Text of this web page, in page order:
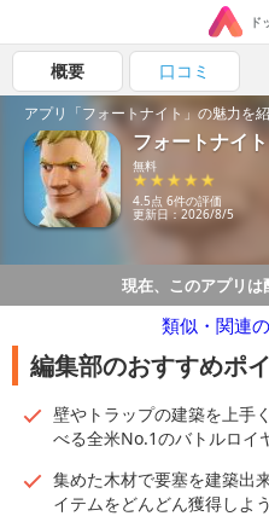
ド
概要 口コミ
アプリ「フォートナイト」の魅力を紹
フォートナイト
無料
4.5点 6件の評価
更新日：2026/8/5
現在、このアプリは
類似・関連
編集部のおすすめポ
壁やトラップの建築を上手
べる全米No.1のバトルロイ
集めた木材で要塞を建築出
イテムをどんどん獲得しよう